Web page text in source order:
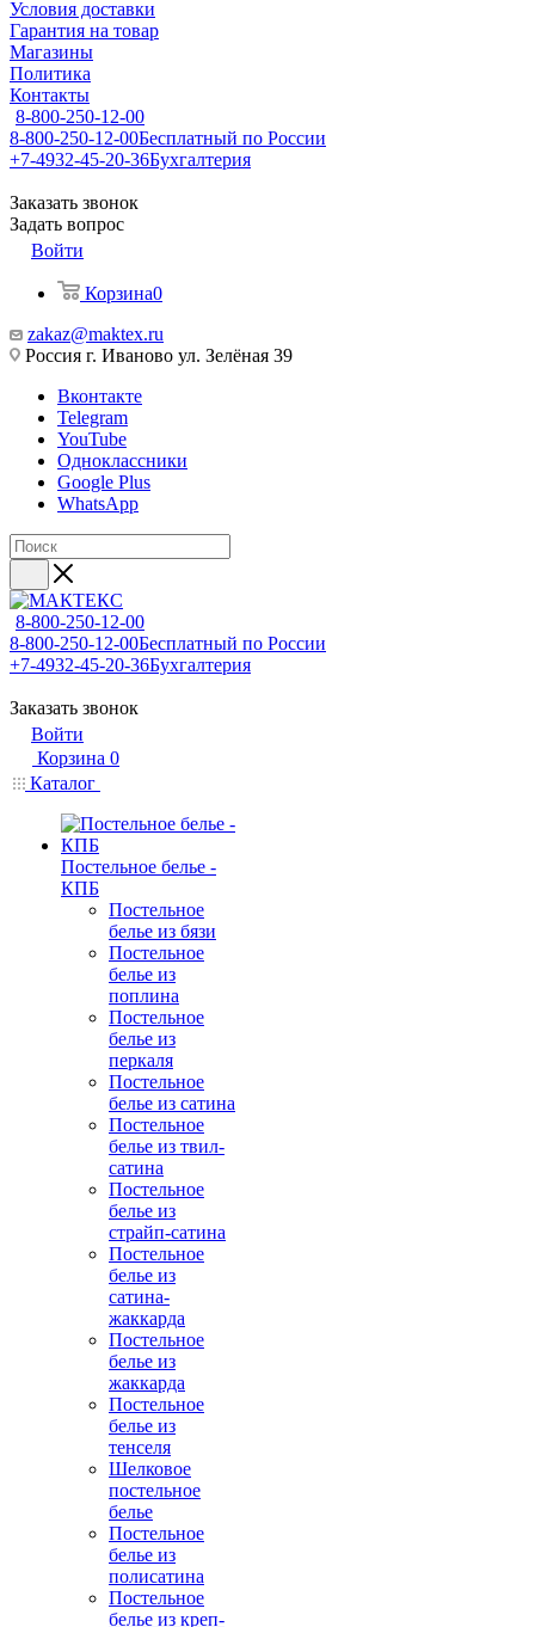
Условия доставки
Гарантия на товар
Магазины
Политика
Контакты
8-800-250-12-00
8-800-250-12-00Бесплатный по России
+7-4932-45-20-36Бухгалтерия
Заказать звонок
Задать вопрос
Войти
Корзина0
zakaz@maktex.ru
Россия г. Иваново ул. Зелёная 39
Вконтакте
Telegram
YouTube
Одноклассники
Google Plus
WhatsApp
8-800-250-12-00
8-800-250-12-00Бесплатный по России
+7-4932-45-20-36Бухгалтерия
Заказать звонок
Войти
Корзина 0
Каталог
Постельное белье -
КПБ
Постельное
белье из бязи
Постельное
белье из
поплина
Постельное
белье из
перкаля
Постельное
белье из сатина
Постельное
белье из твил-
сатина
Постельное
белье из
страйп-сатина
Постельное
белье из
сатина-
жаккарда
Постельное
белье из
жаккарда
Постельное
белье из
тенселя
Шелковое
постельное
белье
Постельное
белье из
полисатина
Постельное
белье из креп-